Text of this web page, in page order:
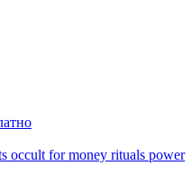
occult for money rituals power